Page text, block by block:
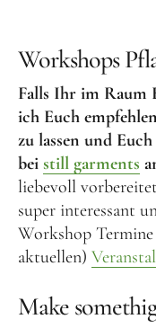
Workshops
Falls Ihr im Raum
ich Euch
zu lassen und
bei still garments
liebevoll
super interessant
Workshop
aktuellen)
Make